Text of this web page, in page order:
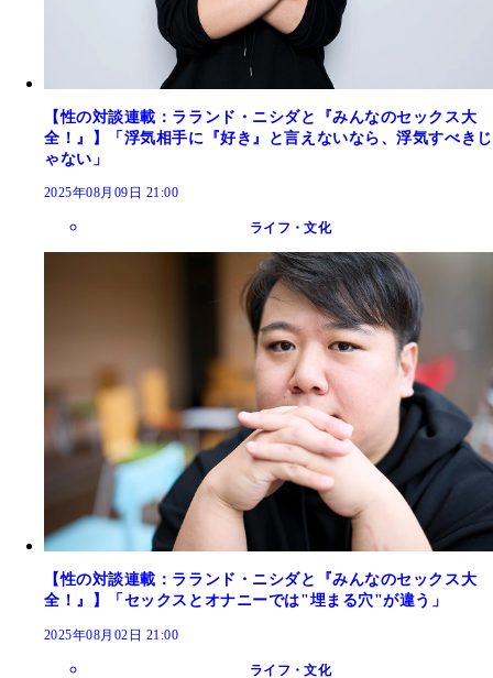
【性の対談連載：ラランド・ニシダと『みんなのセックス大
全！』】「浮気相手に『好き』と言えないなら、浮気すべきじ
ゃない」
2025年08月09日 21:00
ライフ・文化
【性の対談連載：ラランド・ニシダと『みんなのセックス大
全！』】「セックスとオナニーでは"埋まる穴"が違う」
2025年08月02日 21:00
ライフ・文化